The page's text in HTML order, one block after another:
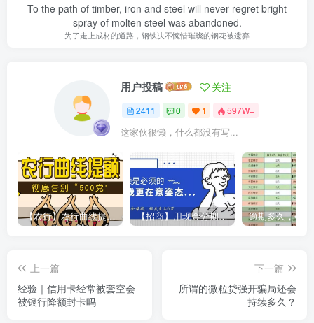
To the path of timber, iron and steel will never regret bright
spray of molten steel was abandoned.
为了走上成材的道路，钢铁决不惋惜璀璨的钢花被遗弃
用户投稿 关注
2411 0 1 597W+
这家伙很懒，什么都没有写...
【农行】农行曲线提额，彻底告别“500党” 【招商】用现金分期提额，额度直上6万
上一篇
经验｜信用卡经常被套空会
被银行降额封卡吗
下一篇
所谓的微粒贷强开骗局还会
持续多久？